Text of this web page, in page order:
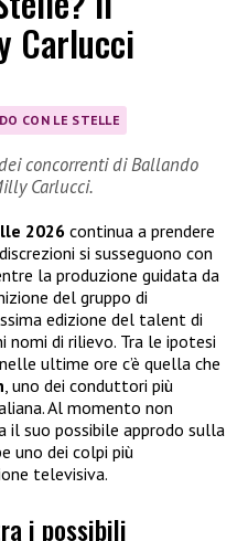
Carlucci
CON LE STELLE
concorrenti di Ballando
Carlucci.
2026 continua a prendere
si susseguono con
la produzione guidata da
del gruppo di
edizione del talent di
nomi di rilievo. Tra le ipotesi
ultime ore c’è quella che
, uno dei conduttori più
Al momento non
suo possibile approdo sulla
uno dei colpi più
televisiva.
i possibili